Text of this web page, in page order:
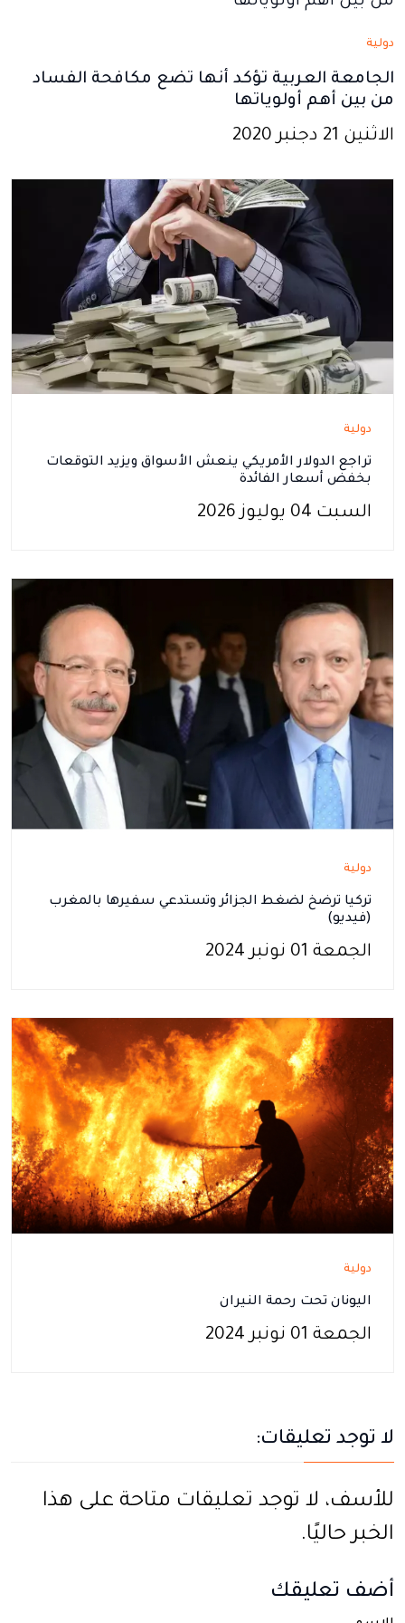
دولية
الجامعة العربية تؤكد أنها تضع مكافحة الفساد
من بين أهم أولوياتها
الاثنين 21 دجنبر 2020
دولية
تراجع الدولار الأمريكي ينعش الأسواق ويزيد التوقعات
بخفض أسعار الفائدة
السبت 04 يوليوز 2026
دولية
تركيا ترضخ لضغط الجزائر وتستدعي سفيرها بالمغرب
(فيديو)
الجمعة 01 نونبر 2024
دولية
اليونان تحت رحمة النيران
الجمعة 01 نونبر 2024
لا توجد تعليقات:
للأسف، لا توجد تعليقات متاحة على هذا
الخبر حاليًا.
أضف تعليقك